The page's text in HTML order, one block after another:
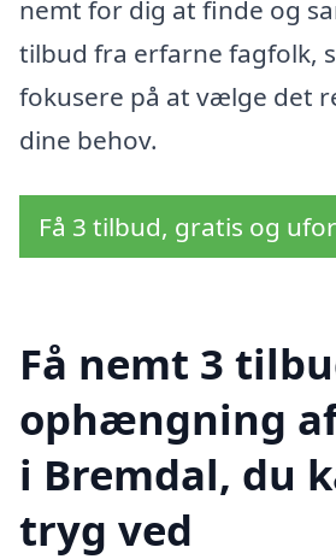
nemt for dig at finde og
tilbud fra erfarne fagfolk,
fokusere på at vælge det
dine behov.
Få 3 tilbud, gratis og
Få nemt 3
ophængning
i Bremdal, du
tryg ved